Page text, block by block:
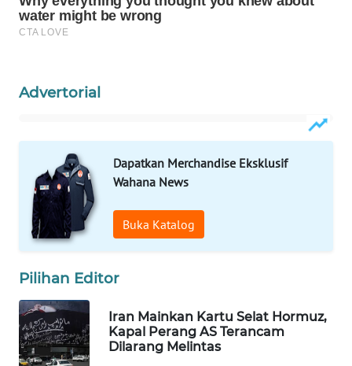
Advertorial
Dapatkan Merchandise Eksklusif
Wahana News
Buka Katalog
Pilihan Editor
Iran Mainkan Kartu Selat Hormuz,
Kapal Perang AS Terancam
Dilarang Melintas
CO ID
WAHANA
UMKM
WAHANA
SELEB
WAHANA
PERSONA
WAHANA
OTOMOTIF